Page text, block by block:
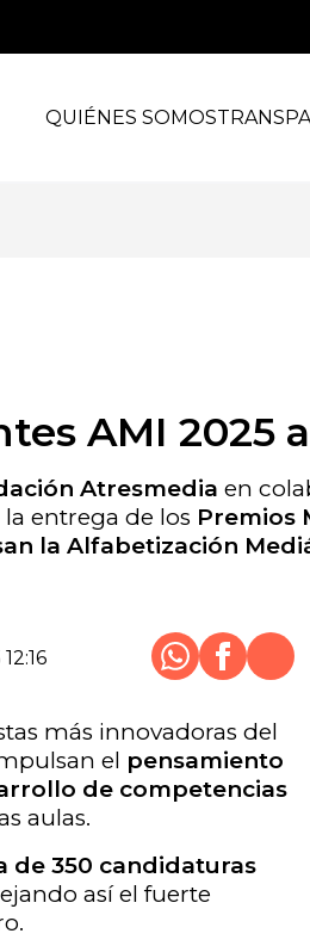
QUIÉNES SOMOS
AMI 2025
Atresmedia en
entrega de los Premios
la Alfabetización
Whatsapp
X
más innovadoras del
el pensamiento
de competencias
aulas.
de 350 candidaturas
así el fuerte